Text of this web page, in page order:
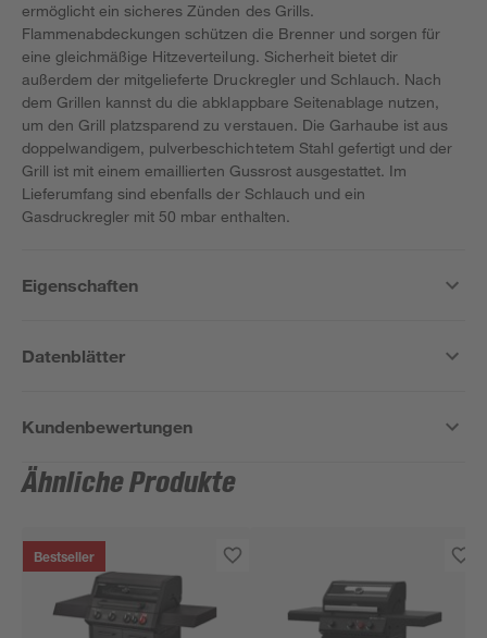
ermöglicht ein sicheres Zünden des Grills.
Flammenabdeckungen schützen die Brenner und sorgen für
eine gleichmäßige Hitzeverteilung. Sicherheit bietet dir
außerdem der mitgelieferte Druckregler und Schlauch. Nach
dem Grillen kannst du die abklappbare Seitenablage nutzen,
um den Grill platzsparend zu verstauen. Die Garhaube ist aus
doppelwandigem, pulverbeschichtetem Stahl gefertigt und der
Grill ist mit einem emaillierten Gussrost ausgestattet. Im
Lieferumfang sind ebenfalls der Schlauch und ein
Gasdruckregler mit 50 mbar enthalten.
Eigenschaften
Datenblätter
Kundenbewertungen
Ähnliche Produkte
Bestseller